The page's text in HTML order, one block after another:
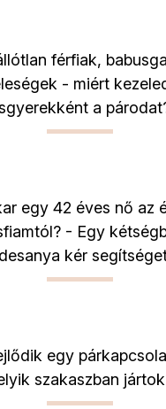
férfiak,
- miért
a
egy 42 éves nő az
- Egy
kér
egy
szakaszban